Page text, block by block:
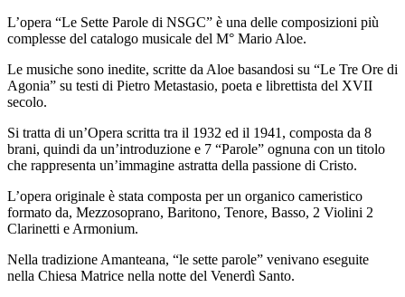
L’opera “Le Sette Parole di NSGC” è una delle composizioni più
complesse del catalogo musicale del M° Mario Aloe.
Le musiche sono inedite, scritte da Aloe basandosi su “Le Tre Ore di
Agonia” su testi di Pietro Metastasio, poeta e librettista del XVII
secolo.
Si tratta di un’Opera scritta tra il 1932 ed il 1941, composta da 8
brani, quindi da un’introduzione e 7 “Parole” ognuna con un titolo
che rappresenta un’immagine astratta della passione di Cristo.
L’opera originale è stata composta per un organico cameristico
formato da, Mezzosoprano, Baritono, Tenore, Basso, 2 Violini 2
Clarinetti e Armonium.
Nella tradizione Amanteana, “le sette parole” venivano eseguite
nella Chiesa Matrice nella notte del Venerdì Santo.